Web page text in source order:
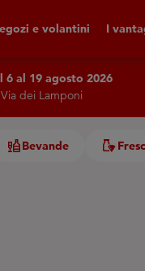
e volantini I
6 al 19 agosto 2026
dei Lamponi
Bevande